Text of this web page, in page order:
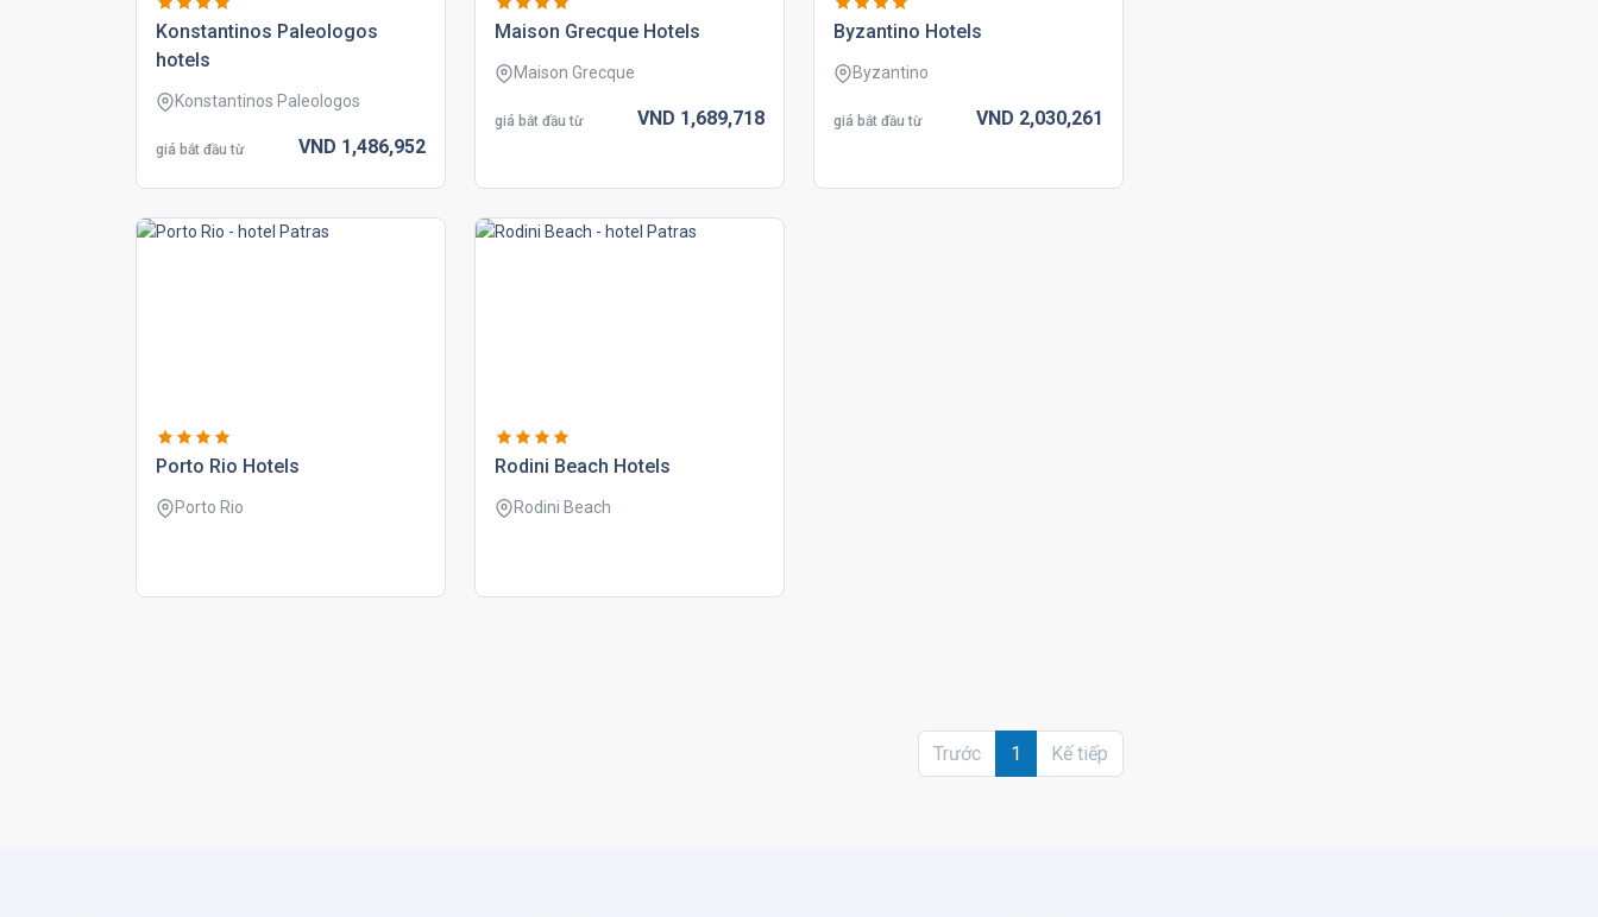
konstantinos paleologos
hotels
Konstantinos Paleologos
giá bắt đầu từ VND 1,486,952
maison grecque hotels
Maison Grecque
giá bắt đầu từ VND 1,689,718
byzantino hotels
Byzantino
giá bắt đầu từ VND 2,030,261
porto rio hotels
Porto Rio
rodini beach hotels
Rodini Beach
Trước 1 Kế tiếp